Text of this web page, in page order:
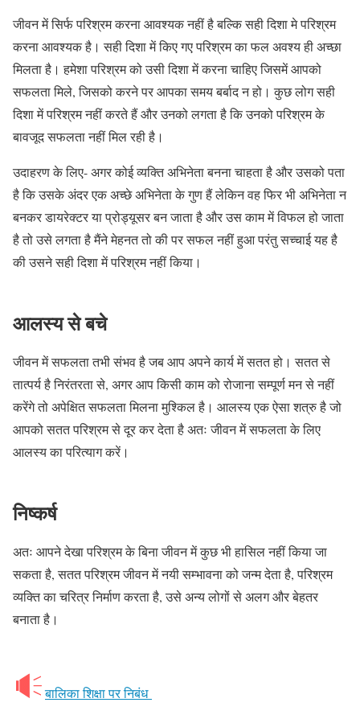
जीवन में सिर्फ परिश्रम करना आवश्यक नहीं है बल्कि सही दिशा मे परिश्रम
करना आवश्यक है। सही दिशा में किए गए परिश्रम का फल अवश्य ही अच्छा
मिलता है। हमेशा परिश्रम को उसी दिशा में करना चाहिए जिसमें आपको
सफलता मिले, जिसको करने पर आपका समय बर्बाद न हो। कुछ लोग सही
दिशा में परिश्रम नहीं करते हैं और उनको लगता है कि उनको परिश्रम के
बावजूद सफलता नहीं मिल रही है।
उदाहरण के लिए- अगर कोई व्यक्ति अभिनेता बनना चाहता है और उसको पता
है कि उसके अंदर एक अच्छे अभिनेता के गुण हैं लेकिन वह फिर भी अभिनेता न
बनकर डायरेक्टर या प्रोड्यूसर बन जाता है और उस काम में विफल हो जाता
है तो उसे लगता है मैंने मेहनत तो की पर सफल नहीं हुआ परंतु सच्चाई यह है
की उसने सही दिशा में परिश्रम नहीं किया।
आलस्य से बचे
जीवन में सफलता तभी संभव है जब आप अपने कार्य में सतत हो। सतत से
तात्पर्य है निरंतरता से, अगर आप किसी काम को रोजाना सम्पूर्ण मन से नहीं
करेंगे तो अपेक्षित सफलता मिलना मुश्किल है। आलस्य एक ऐसा शत्रु है जो
आपको सतत परिश्रम से दूर कर देता है अतः जीवन में सफलता के लिए
आलस्य का परित्याग करें।
निष्कर्ष
अतः आपने देखा परिश्रम के बिना जीवन में कुछ भी हासिल नहीं किया जा
सकता है, सतत परिश्रम जीवन में नयी सम्भावना को जन्म देता है, परिश्रम
व्यक्ति का चरित्र निर्माण करता है, उसे अन्य लोगों से अलग और बेहतर
बनाता है।
बालिका शिक्षा पर निबंध